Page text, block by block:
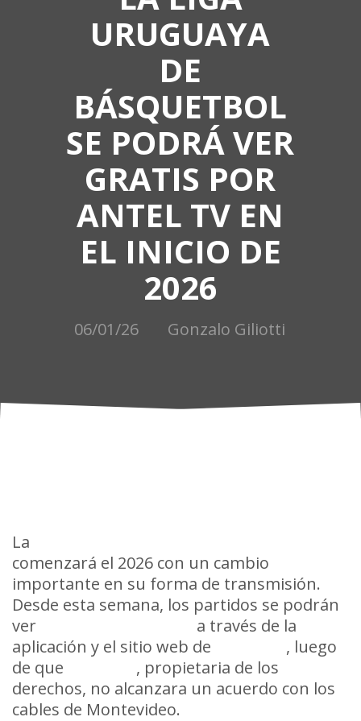
URUGUAYA
DE
BÁSQUETBOL
SE PODRÁ VER
GRATIS POR
ANTEL TV EN
EL INICIO DE
2026
06/01/26 Gonzalo Giliotti
La
comenzará el 2026 con un cambio
importante en su forma de transmisión.
Desde esta semana, los partidos se podrán
ver
a través de la
aplicación y el sitio web de
, luego
de que
, propietaria de los
derechos, no alcanzara un acuerdo con los
cables de Montevideo.